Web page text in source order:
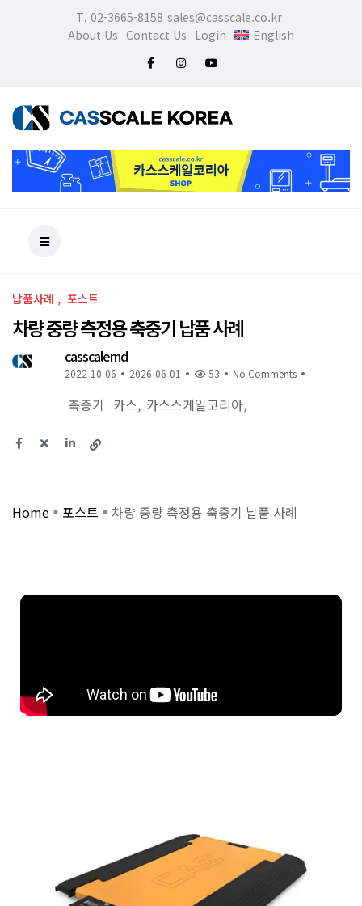
T. 02-3665-8158 sales@casscale.co.kr
About Us Contact Us Login English
납품사례 포스트
차량 중량 측정용 축중기 납품 사례
casscalemd
2022-10-06 2026-06-01 53 No Comments
축중기 카스 카스스케일코리아
Home 포스트 차량 중량 측정용 축중기 납품 사례